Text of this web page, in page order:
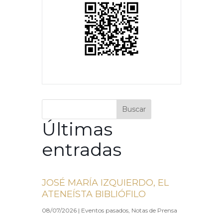
Buscar
Últimas
entradas
JOSÉ MARÍA IZQUIERDO, EL
ATENEÍSTA BIBLIÓFILO
08/07/2026 | Eventos pasados, Notas de Prensa